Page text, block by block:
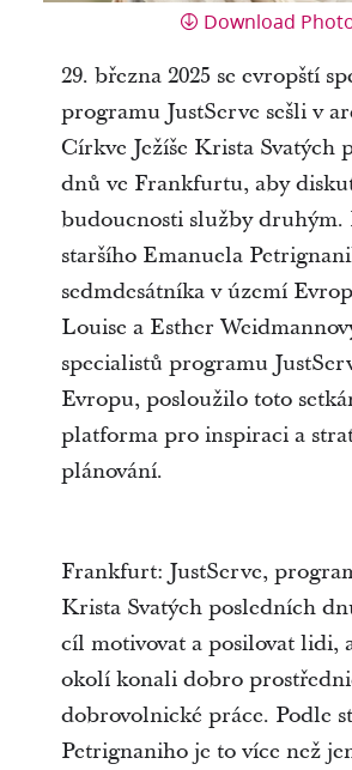
Download
29. března 2025 se evropští
programu JustServe sešli v
Církve Ježíše Krista Svatých
dnů ve Frankfurtu, aby
budoucnosti služby druhým.
staršího Emanuela
sedmdesátníka v území
Louise a Esther
specialistů programu
Evropu, posloužilo toto
platforma pro inspiraci a
plánování.
Frankfurt: JustServe,
Krista Svatých posledních
cíl motivovat a posilovat lidi,
okolí konali dobro
dobrovolnické práce. Podle
Petrignaniho je to více než